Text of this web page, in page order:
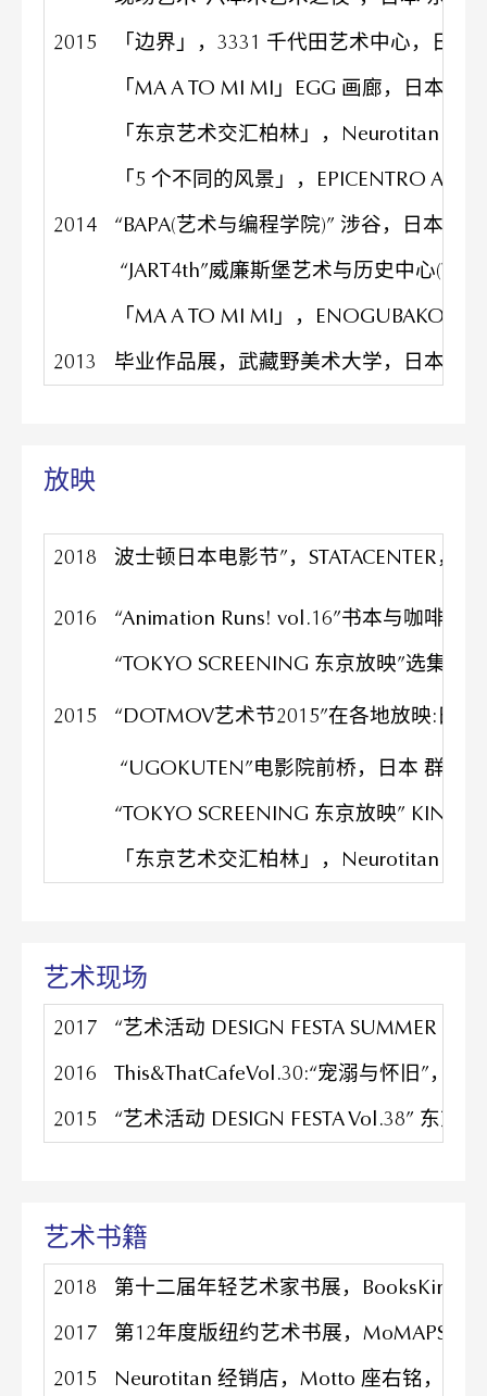
2015
「边界」，3331 千代田艺术中心，日本
「MA A TO MI MI」EGG 画廊，日本 东
「东京艺术交汇柏林」，Neurotitan 画
「5 个不同的⻛景」，EPICENTRO ART
2014
“BAPA(艺术与编程学院)” 涉谷，日本 东
“JART4th”威廉斯堡艺术与历史中心
「MA A TO MI MI」，ENOGUBAKO 画
2013
毕业作品展，武藏野美术大学，日本 东
放映
2018 波士顿日本电影节”，STATACENTER，
2016
“Animation Runs! vol.16”书本与咖啡平
“TOKYO SCREENING 东京放映”选集
2015
“DOTMOV艺术节2015”在各地放映:日
“UGOKUTEN”电影院前桥，日本 群⻢
“TOKYO SCREENING 东京放映” KINO
「东京艺术交汇柏林」，Neurotitan 画
艺术现场
2017
“艺术活动 DESIGN FESTA SUMMER
2016
This&ThatCafeVol.30:“宠溺与怀旧”，
2015
“艺术活动 DESIGN FESTA Vol.38” 东京
艺术书籍
2018
第十二届年轻艺术家书展，
2017
第12年度版纽约艺术书展，MoMAPS1
2015
Neurotitan 经销店，Motto 座右铭，